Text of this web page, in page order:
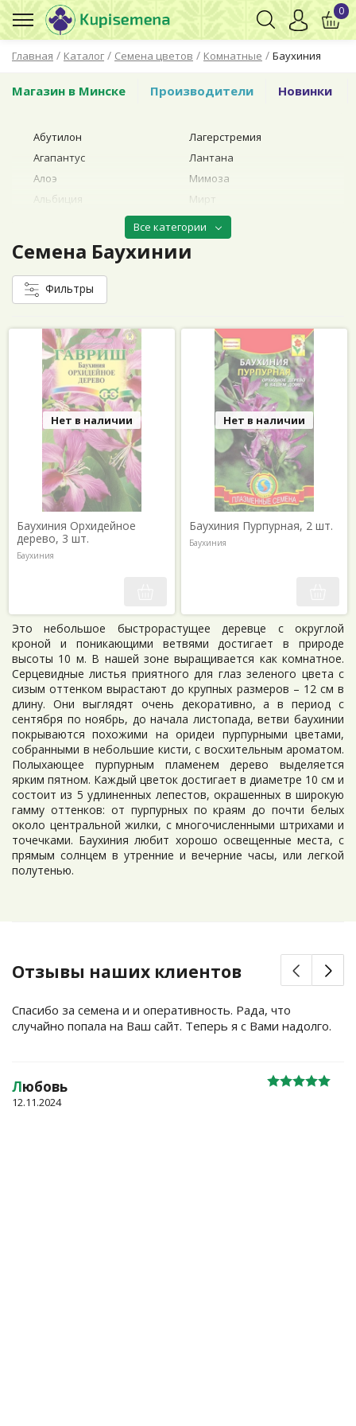
Главная / Каталог / Семена цветов / Комнатные / Баухиния
0
Магазин в Минске Производители Новинки
Абутилон
Агапантус
Алоэ
Альбиция
Базелла
Банан
Баухиния
Броваллия
Бругмансия
Бруссонетия
Гербера
Гибискус
Гинкго
Гипестес
Гипоэстес
Глоксиния
Гранат обыкновенный
Гревиллея
Драцена
Жакаранда
Кактусы
Калибрахоа
Кальцеолярия
Кассия
Катарантус
Колеус
Кофе
Кроссандра
Куфея
Лагерстремия
Лантана
Мимоза
Мирт
Муррайя
Нолина (Бокарнея)
Пальмы
Пентас
Пираканта
Плюмерия
Примула однолетняя
Родохитон
Спармания
Стевия
Стрелиция
Торения
Филодендрон селло
Фуксия
Хлопчатник
Цикламен
Цинерария комнатная
Циперус
Шеффлера
Эвкалипт
Экзакум
Эустома
Юкка
Все категории
Семена Баухинии
Фильтры
Нет в наличии
Баухиния Орхидейное
дерево, 3 шт.
Баухиния
Нет в наличии
Баухиния Пурпурная, 2 шт.
Баухиния
Это небольшое быстрорастущее деревце с округлой
кроной и поникающими ветвями достигает в природе
высоты 10 м. В нашей зоне выращивается как комнатное.
Серцевидные листья приятного для глаз зеленого цвета с
сизым оттенком вырастают до крупных размеров – 12 см в
длину. Они выглядят очень декоративно, а в период с
сентября по ноябрь, до начала листопада, ветви баухинии
покрываются похожими на оридеи пурпурными цветами,
собранными в небольшие кисти, с восхительным ароматом.
Полыхающее пурпурным пламенем дерево выделяется
ярким пятном. Каждый цветок достигает в диаметре 10 см и
состоит из 5 удлиненных лепестов, окрашенных в широкую
гамму оттенков: от пурпурных по краям до почти белых
около центральной жилки, с многочисленными штрихами и
точечками. Баухиния любит хорошо освещенные места, с
прямым солнцем в утренние и вечерние часы, или легкой
полутенью.
Отзывы наших клиентов
Спасибо за семена и и оперативность. Рада, что
случайно попала на Ваш сайт. Теперь я с Вами надолго.
Любовь
12.11.2024